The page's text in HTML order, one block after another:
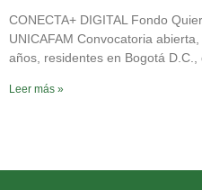
CONECTA+ DIGITAL Fondo
UNICAFAM Convocatoria
años, residentes en Bogotá D.C.,
Leer más »